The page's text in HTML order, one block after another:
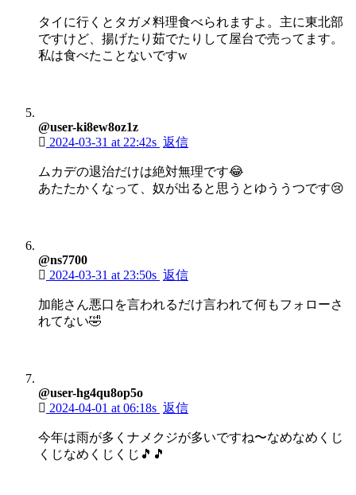
タイに行くとタガメ料理食べられますよ。主に東北部
ですけど、揚げたり茹でたりして屋台で売ってます。
私は食べたことないですw
@user-ki8ew8oz1z
2024-03-31 at 22:42s 返信
ムカデの退治だけは絶対無理です😂
あたたかくなって、奴が出ると思うとゆううつです😢
@ns7700
2024-03-31 at 23:50s 返信
加能さん悪口を言われるだけ言われて何もフォローさ
れてない🤣
@user-hg4qu8op5o
2024-04-01 at 06:18s 返信
今年は雨が多くナメクジが多いですね〜なめなめくじ
くじなめくじくじ🎵🎵